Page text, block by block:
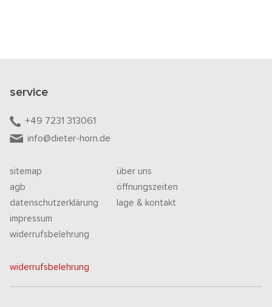
service
+49 7231 313061
info@dieter-horn.de
sitemap
agb
datenschutzerklärung
impressum
widerrufsbelehrung
über uns
öffnungszeiten
lage & kontakt
widerrufsbelehrung